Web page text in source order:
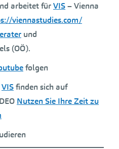
arbeitet fürVIS– Vienna
viennastudies.com/
und
(OÖ).
folgen
VISfinden sich auf
Nutzen Sie Ihre Zeit zu